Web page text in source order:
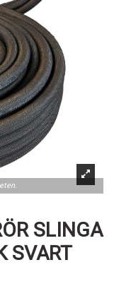
SLINGA
SVART